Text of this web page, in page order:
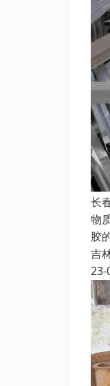
长
物
胶
吉
23-